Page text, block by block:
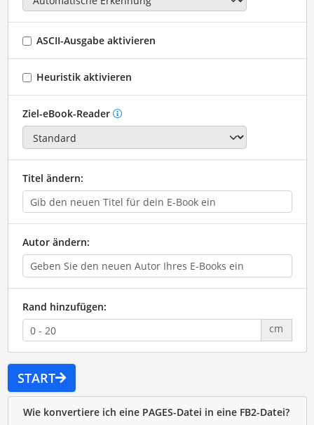
ASCII-Ausgabe aktivieren
Heuristik aktivieren
Ziel-eBook-Reader
Titel ändern:
Autor ändern:
Rand hinzufügen:
cm
START
Wie konvertiere ich eine PAGES-Datei in eine FB2-Datei?